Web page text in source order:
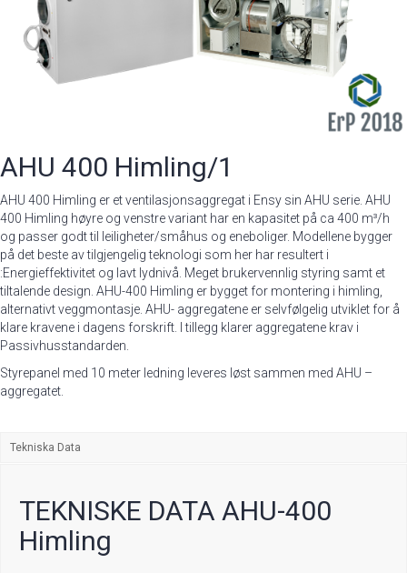
AHU 400 Himling/1
AHU 400 Himling er et ventilasjonsaggregat i Ensy sin AHU serie. AHU
400 Himling høyre og venstre variant har en kapasitet på ca 400 m³/h
og passer godt til leiligheter/småhus og eneboliger. Modellene bygger
på det beste av tilgjengelig teknologi som her har resultert i
:Energieffektivitet og lavt lydnivå. Meget brukervennlig styring samt et
tiltalende design. AHU-400 Himling er bygget for montering i himling,
alternativt veggmontasje. AHU- aggregatene er selvfølgelig utviklet for å
klare kravene i dagens forskrift. I tillegg klarer aggregatene krav i
Passivhusstandarden.
Styrepanel med 10 meter ledning leveres løst sammen med AHU –
aggregatet.
Tekniska Data
TEKNISKE DATA AHU-400
Himling